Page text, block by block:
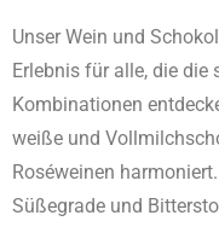
Unser Wein und
Erlebnis für alle, die die
Kombinationen
weiße und
Roséweinen
Süßegrade und